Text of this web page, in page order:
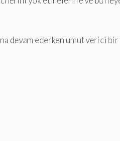
devam ederken umut verici